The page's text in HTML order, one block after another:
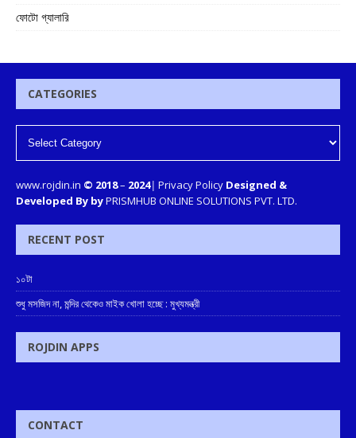
ফোটো গ্যালারি
CATEGORIES
www.rojdin.in © 2018– 2024| Privacy Policy Designed &
Developed By byPRISMHUB ONLINE SOLUTIONS PVT. LTD.
RECENT POST
১০টা
শুধু মসজিদ না, মন্দির থেকেও মাইক খোলা হচ্ছে : মুখ্যমন্ত্রী
ROJDIN APPS
CONTACT